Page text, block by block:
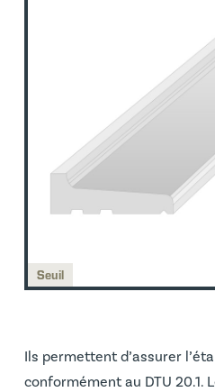
Seuil
Ils permettent d’assurer
conformément au DTU 20.1.